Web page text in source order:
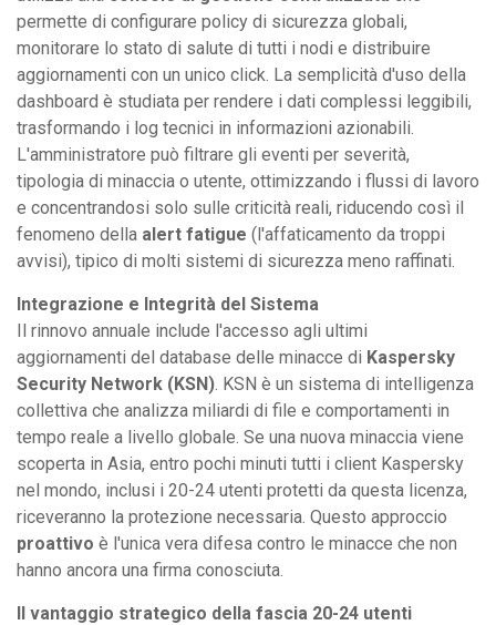
permette di configurare policy di sicurezza globali,
monitorare lo stato di salute di tutti i nodi e distribuire
aggiornamenti con un unico click. La semplicità d'uso della
dashboard è studiata per rendere i dati complessi leggibili,
trasformando i log tecnici in informazioni azionabili.
L'amministratore può filtrare gli eventi per severità,
tipologia di minaccia o utente, ottimizzando i flussi di lavoro
e concentrandosi solo sulle criticità reali, riducendo così il
fenomeno della alert fatigue (l'affaticamento da troppi
avvisi), tipico di molti sistemi di sicurezza meno raffinati.
Integrazione e Integrità del Sistema
Il rinnovo annuale include l'accesso agli ultimi
aggiornamenti del database delle minacce di Kaspersky
Security Network (KSN). KSN è un sistema di intelligenza
collettiva che analizza miliardi di file e comportamenti in
tempo reale a livello globale. Se una nuova minaccia viene
scoperta in Asia, entro pochi minuti tutti i client Kaspersky
nel mondo, inclusi i 20-24 utenti protetti da questa licenza,
riceveranno la protezione necessaria. Questo approccio
proattivo è l'unica vera difesa contro le minacce che non
hanno ancora una firma conosciuta.
Il vantaggio strategico della fascia 20-24 utenti